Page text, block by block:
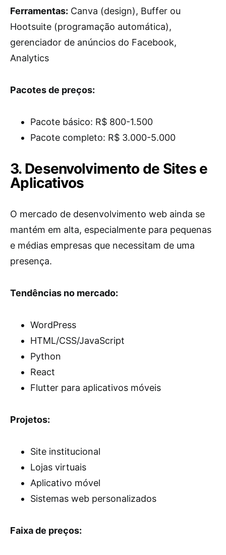
Ferramentas: Canva (design), Buffer ou
Hootsuite (programação automática),
gerenciador de anúncios do Facebook,
Analytics
Pacotes de preços:
Pacote básico: R$ 800-1.500
Pacote completo: R$ 3.000-5.000
3. Desenvolvimento de Sites e
Aplicativos
O mercado de desenvolvimento web ainda se
mantém em alta, especialmente para pequenas
e médias empresas que necessitam de uma
presença.
Tendências no mercado:
WordPress
HTML/CSS/JavaScript
Python
React
Flutter para aplicativos móveis
Projetos:
Site institucional
Lojas virtuais
Aplicativo móvel
Sistemas web personalizados
Faixa de preços: